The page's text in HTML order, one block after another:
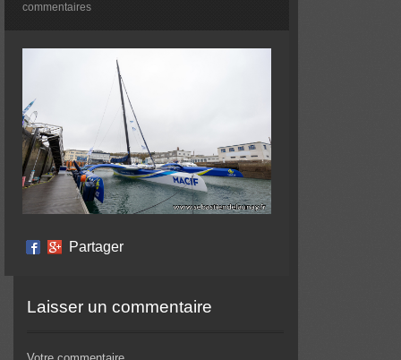
commentaires
Partager
Laisser un commentaire